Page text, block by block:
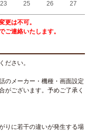
23 25 26 27
更は不可。
ご連絡いたします。
ださい。
のメーカー・機種・画面設定
がございます。予めご了承く
りに若干の違いが発生する場